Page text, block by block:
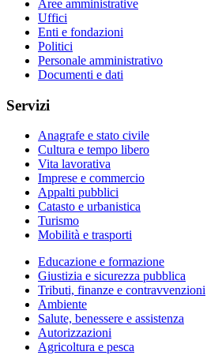
Aree amministrative
Uffici
Enti e fondazioni
Politici
Personale amministrativo
Documenti e dati
Servizi
Anagrafe e stato civile
Cultura e tempo libero
Vita lavorativa
Imprese e commercio
Appalti pubblici
Catasto e urbanistica
Turismo
Mobilità e trasporti
Educazione e formazione
Giustizia e sicurezza pubblica
Tributi, finanze e contravvenzioni
Ambiente
Salute, benessere e assistenza
Autorizzazioni
Agricoltura e pesca